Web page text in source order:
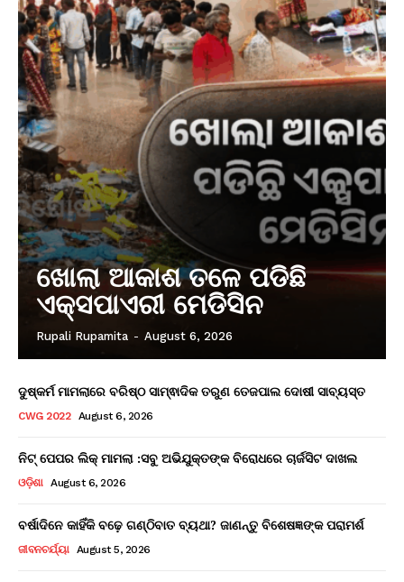
ଖୋଲା ଆକାଶ ତଳେ ପଡିଛି
ଏକ୍ସପାଏରୀ ମେଡିସିନ
Rupali Rupamita - August 6, 2026
ଦୁଷ୍କର୍ମ ମାମଲାରେ ବରିଷ୍ଠ ସାମ୍ଵାଦିକ ତରୁଣ ତେଜପାଲ ଦୋଷୀ ସାବ୍ୟସ୍ତ
CWG 2022 August 6, 2026
ନିଟ୍ ପେପର ଲିକ୍ ମାମଲା :ସବୁ ଅଭିଯୁକ୍ତଙ୍କ ବିରୋଧରେ ଚାର୍ଜସିଟ ଦାଖଲ
ଓଡ଼ିଶା August 6, 2026
ବର୍ଷାଦିନେ କାହିଁକି ବଢ଼େ ଗଣ୍ଠିବାତ ବ୍ୟଥା? ଜାଣନ୍ତୁ ବିଶେଷଜ୍ଞଙ୍କ ପରାମର୍ଶ
ଜୀବନଚର୍ଯ୍ୟା August 5, 2026